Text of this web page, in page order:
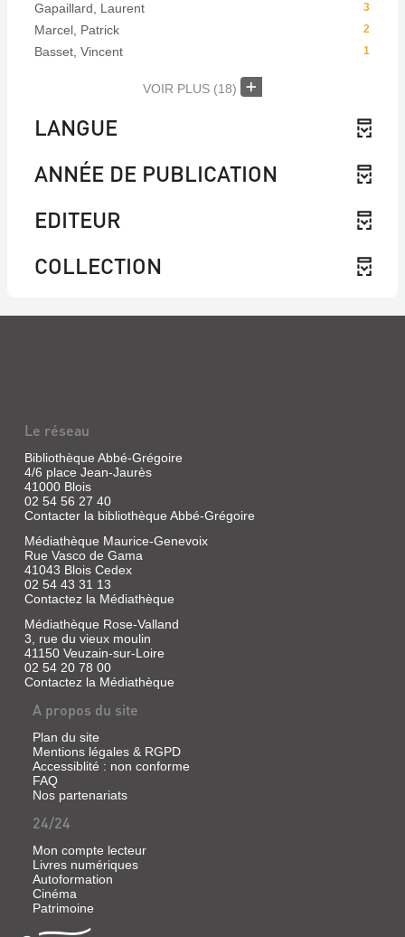
3
Gapaillard, Laurent
2
Marcel, Patrick
1
Basset, Vincent
VOIR PLUS (18)
LANGUE
ANNÉE DE PUBLICATION
EDITEUR
COLLECTION
Le réseau
Bibliothèque Abbé-Grégoire
4/6 place Jean-Jaurès
41000 Blois
02 54 56 27 40
Contacter la bibliothèque Abbé-Grégoire
Médiathèque Maurice-Genevoix
Rue Vasco de Gama
41043 Blois Cedex
02 54 43 31 13
Contactez la Médiathèque
Médiathèque Rose-Valland
3, rue du vieux moulin
41150 Veuzain-sur-Loire
02 54 20 78 00
Contactez la Médiathèque
A propos du site
Plan du site
Mentions légales & RGPD
Accessiblité : non conforme
FAQ
Nos partenariats
24/24
Mon compte lecteur
Livres numériques
Autoformation
Cinéma
Patrimoine